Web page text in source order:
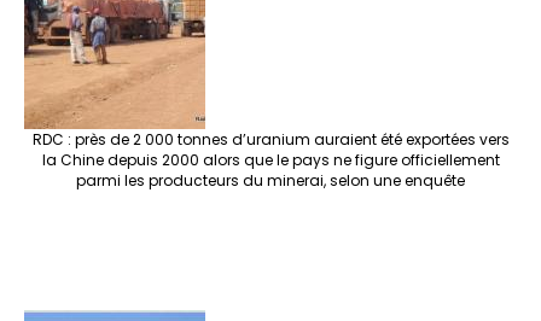
RDC : près de 2 000 tonnes d’uranium auraient été exportées vers
la Chine depuis 2000 alors que le pays ne figure officiellement
parmi les producteurs du minerai, selon une enquête